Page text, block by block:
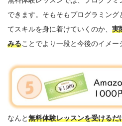
できます。そもそもプログラミン
てスキルを身に着けていくのか、 実
みることでより一段と今後のイメー
なんと無料体験レッスンを受ける